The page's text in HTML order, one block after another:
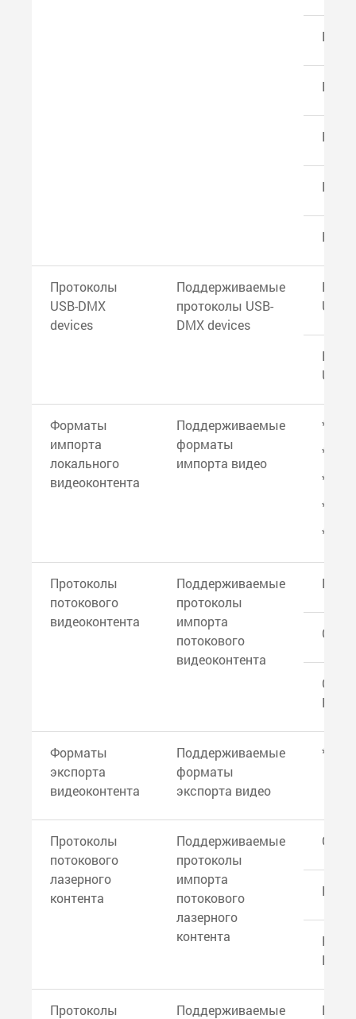
ETC
ETC
Протоколы
USB-DMX
devices
Поддерживаемые
протоколы USB-
DMX devices
USB
USB
Форматы
импорта
локального
видеоконтента
Поддерживаемые
форматы
импорта видео
*.m4a
*.m4v
*.mov
*.mp4
*.avi
Протоколы
потокового
видеоконтента
Поддерживаемые
протоколы
импорта
потокового
видеоконтента
Форматы
экспорта
видеоконтента
Поддерживаемые
форматы
экспорта видео
*.mp4
Протоколы
потокового
лазерного
контента
Поддерживаемые
протоколы
импорта
потокового
лазерного
контента
Протоколы
Поддерживаемые